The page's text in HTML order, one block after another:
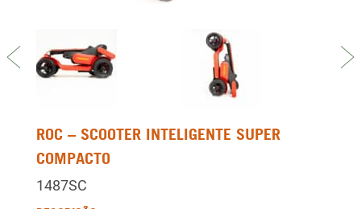
Previous
ROC – SCOOTER INTELIGENTE SUPER
COMPACTO
1487SC